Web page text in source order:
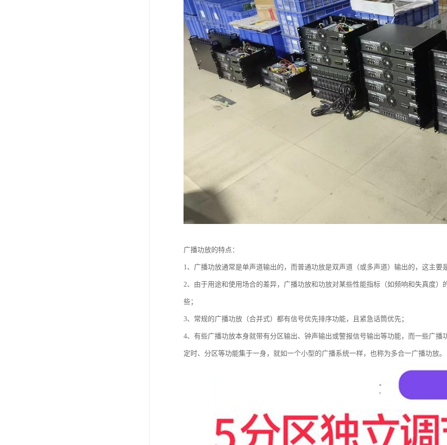
广播功放的特点：
1、广播功放通常是单声道输出的，而普通功放是双声道（或多声道）输出的，这主要
2、由于用途和使用场合的差异，广播功放和功放对某些性能指标（如频响和失真度
些；
3、常规的广播功放（合并式）都有信号优先排序功能，且紧急话筒优先；
4、有些广播功放本身就带有分区输出、钟声输出或警报信号输出等功能，而一些广播
定时、分区等功能集于一身，就如一个小型的广播系统一样，也称为多合一广播功放。